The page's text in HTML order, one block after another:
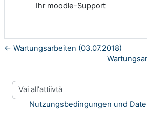
Ihr moodle-Support
← Wartungsarbeiten (03.07.2018)
Vai all'attiivtà
Nutzungsbedingungen und